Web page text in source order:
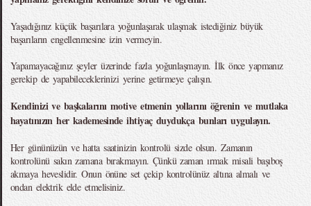
Yaşadığınız küçük başarılara yoğunlaşarak ulaşmak istediğiniz büyük
başarıların engellenmesine izin vermeyin.
Yapamayacağınız şeyler üzerinde fazla yoğunlaşmayın. İlk önce yapmanız
gerekip de yapabileceklerinizi yerine getirmeye çalışın.
Kendinizi ve başkalarını motive etmenin yollarını öğrenin ve mutlaka
hayatınızın her kademesinde ihtiyaç duydukça bunları uygulayın.
Her gününüzün ve hatta saatinizin kontrolü sizde olsun. Zamanın
kontrolünü sakın zamana bırakmayın. Çünkü zaman ırmak misali başıboş
akmaya heveslidir. Onun önüne set çekip kontrolünüz altına almalı ve
ondan elektrik elde etmelisiniz.